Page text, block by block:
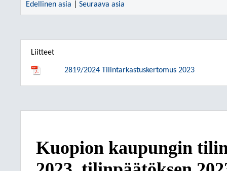
Edellinen asia Seuraava asia
Liitteet
2819/2024 Tilintarkastuskertomus 2023
Kuopion kaupungin